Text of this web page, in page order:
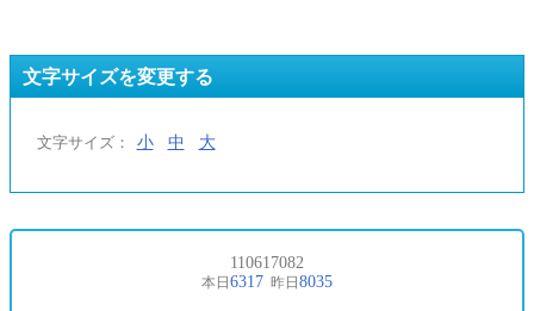
文字サイズを変更する
文字サイズ： 小 中 大